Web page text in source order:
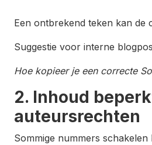
Een ontbrekend teken kan de
Suggestie voor interne
Hoe kopieer je een correcte
2. Inhoud
auteursrechten
Sommige nummers